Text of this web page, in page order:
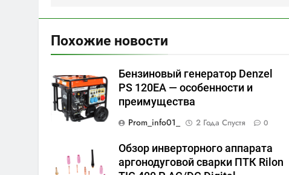
Похожие новости
Бензиновый генератор Denzel
PS 120EA — особенности и
преимущества
Prom_info01_
2 Года Спустя 0
Обзор инверторного аппарата
аргонодуговой сварки ПТК Rilon